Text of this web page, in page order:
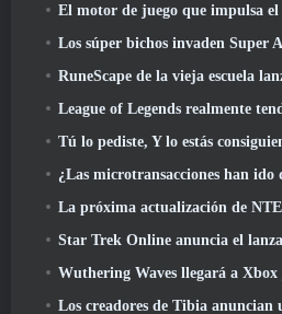
El motor de juego que impulsa el universo de un solo
Los súper bichos invaden Super Animal Royale
RuneScape de la vieja escuela lanza la misión Gran Maestro 'The Blood
League of Legends realmente
Tú lo pediste, Y lo estás consiguiendo. Los
¿Las microtransacciones han ido
La próxima actualización de NTE da un paso
Star Trek Online anuncia el lanzamiento de la
Wuthering Waves llegará a Xbox junto
Los creadores de Tibia anuncian una nueva prueba del MMORPG